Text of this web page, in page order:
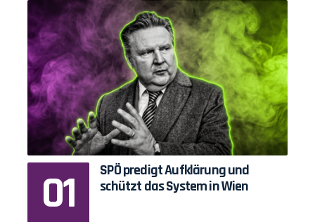
SPÖ predigt Aufklärung und
schützt das System in Wien